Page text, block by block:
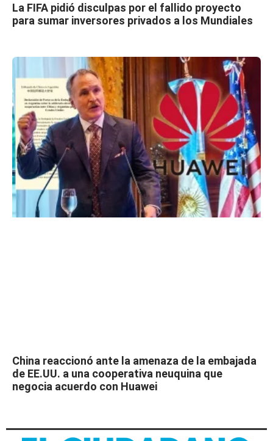
La FIFA pidió disculpas por el fallido proyecto
para sumar inversores privados a los Mundiales
China reaccionó ante la amenaza de la embajada
de EE.UU. a una cooperativa neuquina que
negocia acuerdo con Huawei